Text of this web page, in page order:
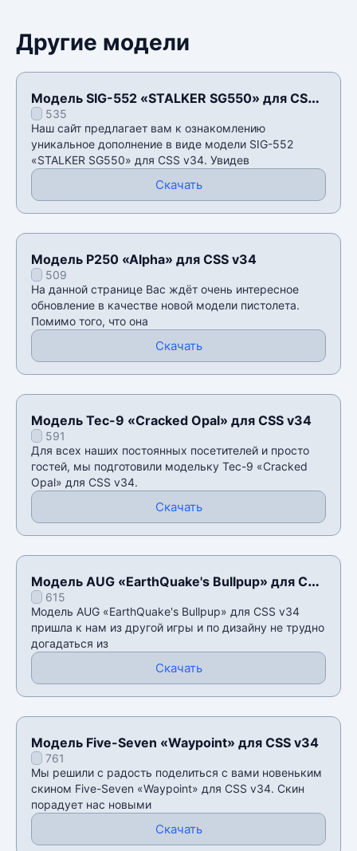
Другие модели
Модель SIG-552 «STALKER SG550» для CSS
v34535
Наш сайт предлагает вам к ознакомлению
уникальное дополнение в виде модели SIG-552
«STALKER SG550» для CSS v34. Увидев
Скачать
Модель P250 «Alpha» для CSS v34
509
На данной странице Вас ждëт очень интересное
обновление в качестве новой модели пистолета.
Помимо того, что она
Скачать
Модель Tec-9 «Cracked Opal» для CSS v34
591
Для всех наших постоянных посетителей и просто
гостей, мы подготовили модельку Tec-9 «Cracked
Opal» для CSS v34.
Скачать
Модель AUG «EarthQuake's Bullpup» для CSS
v34615
Модель AUG «EarthQuake's Bullpup» для CSS v34
пришла к нам из другой игры и по дизайну не трудно
догадаться из
Скачать
Модель Five-Seven «Waypoint» для CSS v34
761
Мы решили с радость поделиться с вами новеньким
скином Five-Seven «Waypoint» для CSS v34. Скин
порадует нас новыми
Скачать